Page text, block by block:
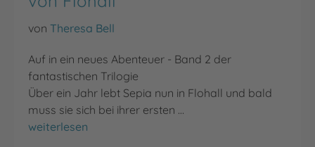
von Theresa Bell
Auf in ein neues Abenteuer - Band 2 der
fantastischen Trilogie
Über ein Jahr lebt Sepia nun in Flohall und bald
muss sie sich bei ihrer ersten …
Sepia und die Verschwörung von Flohall
weiterlesen